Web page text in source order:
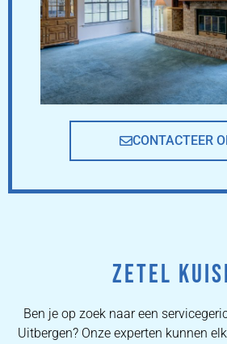
CONTACTEER
ZETEL
Ben je op zoek naar een
Uitbergen? Onze experten kunnen